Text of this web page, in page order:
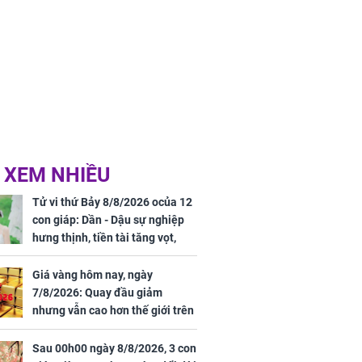
NHIỀU
Tử vi thứ Bảy 8/8/2026 ocủa 12
con giáp: Dần - Dậu sự nghiệp
hưng thịnh, tiền tài tăng vọt,
Mão - Thân công việc bất trắc,
tiền mất tật mang
Giá vàng hôm nay, ngày
7/8/2026: Quay đầu giảm
nhưng vẫn cao hơn thế giới trên
7 triệu đồng
Sau 00h00 ngày 8/8/2026, 3 con